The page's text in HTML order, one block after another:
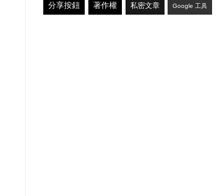
分享按鈕 著作權 私密文章 Google 工具